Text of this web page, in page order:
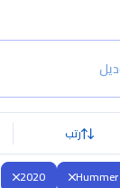
رتب
2020